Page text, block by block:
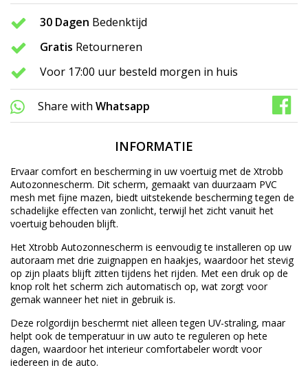
30 Dagen Bedenktijd
Gratis Retourneren
Voor 17:00 uur besteld morgen in huis
Share with Whatsapp
INFORMATIE
Ervaar comfort en bescherming in uw voertuig met de Xtrobb
Autozonnescherm. Dit scherm, gemaakt van duurzaam PVC
mesh met fijne mazen, biedt uitstekende bescherming tegen de
schadelijke effecten van zonlicht, terwijl het zicht vanuit het
voertuig behouden blijft.
Het Xtrobb Autozonnescherm is eenvoudig te installeren op uw
autoraam met drie zuignappen en haakjes, waardoor het stevig
op zijn plaats blijft zitten tijdens het rijden. Met een druk op de
knop rolt het scherm zich automatisch op, wat zorgt voor
gemak wanneer het niet in gebruik is.
Deze rolgordijn beschermt niet alleen tegen UV-straling, maar
helpt ook de temperatuur in uw auto te reguleren op hete
dagen, waardoor het interieur comfortabeler wordt voor
iedereen in de auto.